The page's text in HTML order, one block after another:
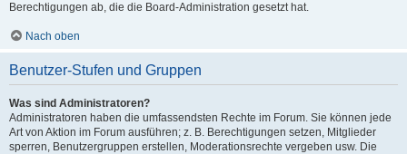
Berechtigungen ab, die die Board-Administration gesetzt hat.
Nach oben
Benutzer-Stufen und Gruppen
Was sind Administratoren?
Administratoren haben die umfassendsten Rechte im Forum. Sie können jede
Art von Aktion im Forum ausführen; z. B. Berechtigungen setzen, Mitglieder
sperren, Benutzergruppen erstellen, Moderationsrechte vergeben usw. Die